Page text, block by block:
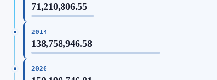
71,210,806.55
2014
138,758,946.58
2020